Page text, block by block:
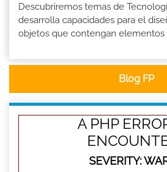
Descubriremos temas de
desarrolla capacidades para el
objetos que contengan elementos
Blog FP
A PHP
SEVERITY: